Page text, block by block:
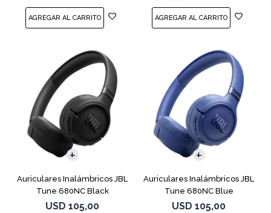
Auriculares Inalámbricos JBL
Tune 680NC Black
USD 105,00
Auriculares Inalámbricos JBL
Tune 680NC Blue
USD 105,00